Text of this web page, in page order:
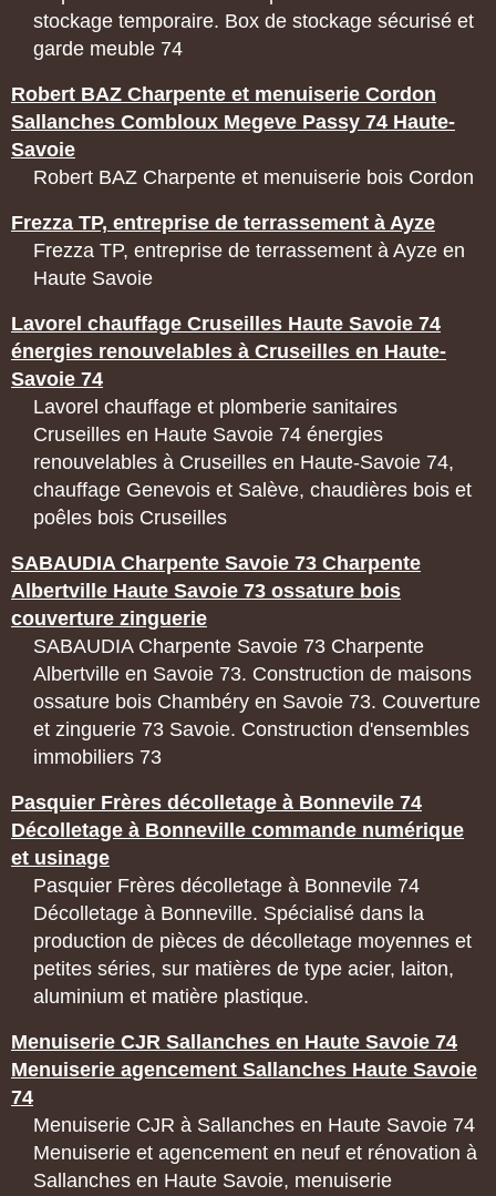
stockage temporaire. Box de stockage sécurisé et
garde meuble 74
Robert BAZ Charpente et menuiserie Cordon
Sallanches Combloux Megeve Passy 74 Haute-
Savoie
Robert BAZ Charpente et menuiserie bois Cordon
Frezza TP, entreprise de terrassement à Ayze
Frezza TP, entreprise de terrassement à Ayze en
Haute Savoie
Lavorel chauffage Cruseilles Haute Savoie 74
énergies renouvelables à Cruseilles en Haute-
Savoie 74
Lavorel chauffage et plomberie sanitaires
Cruseilles en Haute Savoie 74 énergies
renouvelables à Cruseilles en Haute-Savoie 74,
chauffage Genevois et Salève, chaudières bois et
poêles bois Cruseilles
SABAUDIA Charpente Savoie 73 Charpente
Albertville Haute Savoie 73 ossature bois
couverture zinguerie
SABAUDIA Charpente Savoie 73 Charpente
Albertville en Savoie 73. Construction de maisons
ossature bois Chambéry en Savoie 73. Couverture
et zinguerie 73 Savoie. Construction d'ensembles
immobiliers 73
Pasquier Frères décolletage à Bonnevile 74
Décolletage à Bonneville commande numérique
et usinage
Pasquier Frères décolletage à Bonnevile 74
Décolletage à Bonneville. Spécialisé dans la
production de pièces de décolletage moyennes et
petites séries, sur matières de type acier, laiton,
aluminium et matière plastique.
Menuiserie CJR Sallanches en Haute Savoie 74
Menuiserie agencement Sallanches Haute Savoie
74
Menuiserie CJR à Sallanches en Haute Savoie 74
Menuiserie et agencement en neuf et rénovation à
Sallanches en Haute Savoie, menuiserie